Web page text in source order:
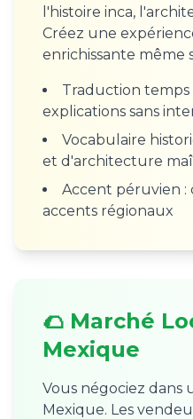
l'histoire inca,
Créez une
enrichissante même
Traduction temps
explications sans
Vocabulaire
et d'architecture
Accent péruvien :
accents régionaux
🌮 Marché
Mexique
Vous négociez dans
Mexique. Les